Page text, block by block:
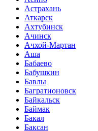
Астрахань
Аткарск
Ахтубинск
Ачинск
Ачхой-Мартан
Аша
Бабаево
Бабушкин
Бавлы
Багратионовск
Байкальск
Баймак
Бакал
Баксан